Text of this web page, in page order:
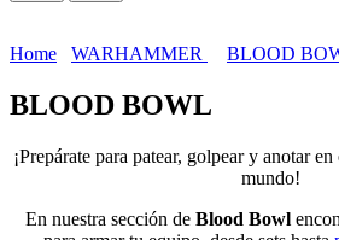
Home WARHAMMER BLOOD
BLOOD BOWL
¡Prepárate para patear, golpear y anotar
mundo!
En nuestra sección de Blood Bowl